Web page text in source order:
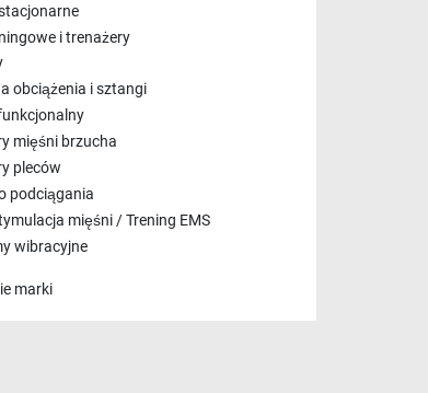
i trenażery
obciążenia i sztangi
mięśni brzucha
pleców
podciągania
mięśni / Trening EMS
wibracyjne
marki